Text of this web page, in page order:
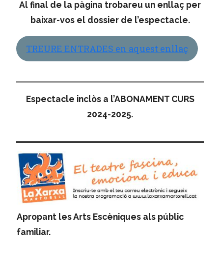
Al final de la pàgina trobareu un enllaç per
baixar-vos el dossier de l’espectacle.
TREURE ENTRADES en aquest enllaç
Espectacle inclòs a l’ABONAMENT CURS
2024-2025.
Apropant les Arts Escèniques als públic
familiar.